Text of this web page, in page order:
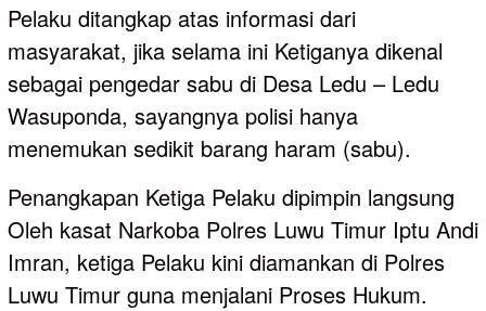
Pelaku ditangkap atas informasi dari
masyarakat, jika selama ini Ketiganya dikenal
sebagai pengedar sabu di Desa Ledu – Ledu
Wasuponda, sayangnya polisi hanya
menemukan sedikit barang haram (sabu).
Penangkapan Ketiga Pelaku dipimpin langsung
Oleh kasat Narkoba Polres Luwu Timur Iptu Andi
Imran, ketiga Pelaku kini diamankan di Polres
Luwu Timur guna menjalani Proses Hukum.